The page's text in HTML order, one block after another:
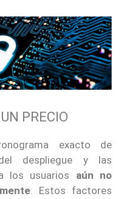
PRECIO
exacto de
despliegue y las
los usuarios aún no
. Estos factores